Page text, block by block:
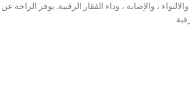
، والإصابة ، وداء الفقار الرقبية. يوفر الراحة عن